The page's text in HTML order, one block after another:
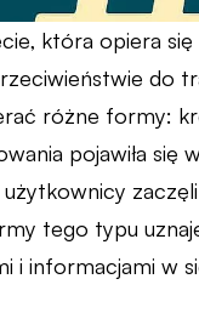
która opiera
do
różne formy:
pojawiła się
tego typu
i informacjami w